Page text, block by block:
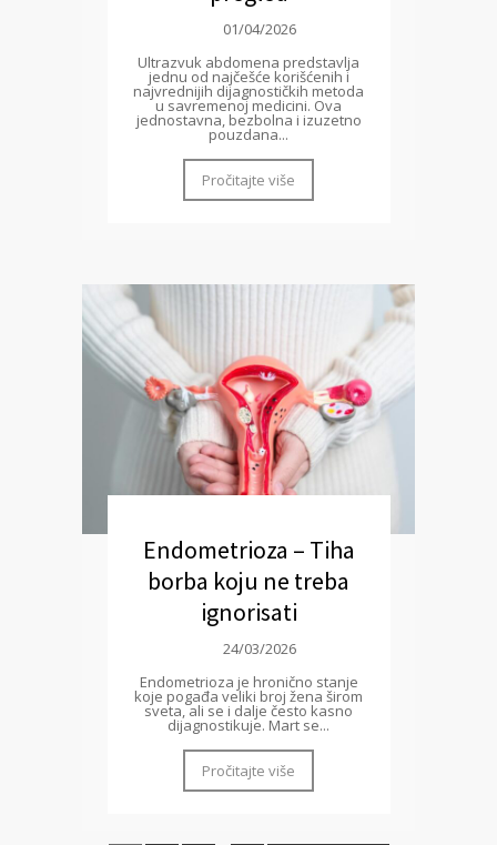
01/04/2026
Ultrazvuk abdomena predstavlja
jednu od najčešće korišćenih i
najvrednijih dijagnostičkih metoda
u savremenoj medicini. Ova
jednostavna, bezbolna i izuzetno
pouzdana...
Pročitajte više
Endometrioza – Tiha
borba koju ne treba
ignorisati
24/03/2026
Endometrioza je hronično stanje
koje pogađa veliki broj žena širom
sveta, ali se i dalje često kasno
dijagnostikuje. Mart se...
Pročitajte više